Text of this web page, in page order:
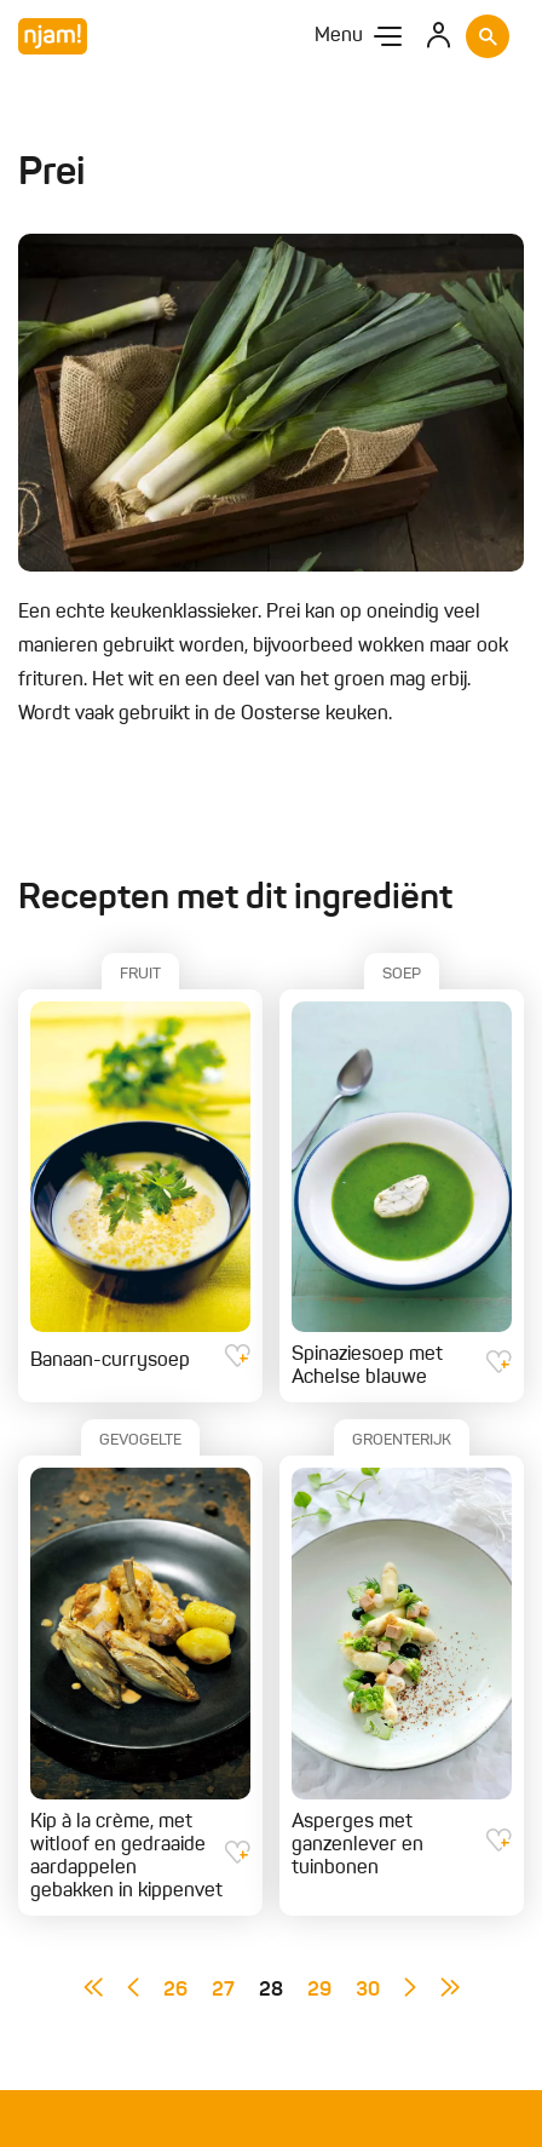
Menu
Prei
Een echte keukenklassieker. Prei kan op oneindig veel
manieren gebruikt worden, bijvoorbeed wokken maar ook
frituren. Het wit en een deel van het groen mag erbij.
Wordt vaak gebruikt in de Oosterse keuken.
Recepten met dit ingrediënt
FRUIT
Banaan-currysoep
SOEP
Spinaziesoep met
Achelse blauwe
GEVOGELTE
Kip à la crème, met
witloof en gedraaide
aardappelen
gebakken in kippenvet
GROENTERIJK
Asperges met
ganzenlever en
tuinbonen
26 27 28 29 30